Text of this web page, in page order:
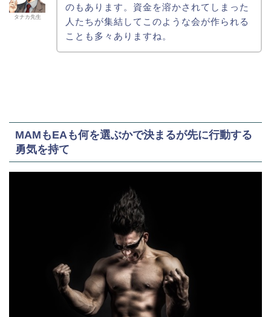
タナカ先生
のもあります。資金を溶かされてしまった
人たちが集結してこのような会が作られる
ことも多々ありますね。
MAMもEAも何を選ぶかで決まるが先に行動する
勇気を持て